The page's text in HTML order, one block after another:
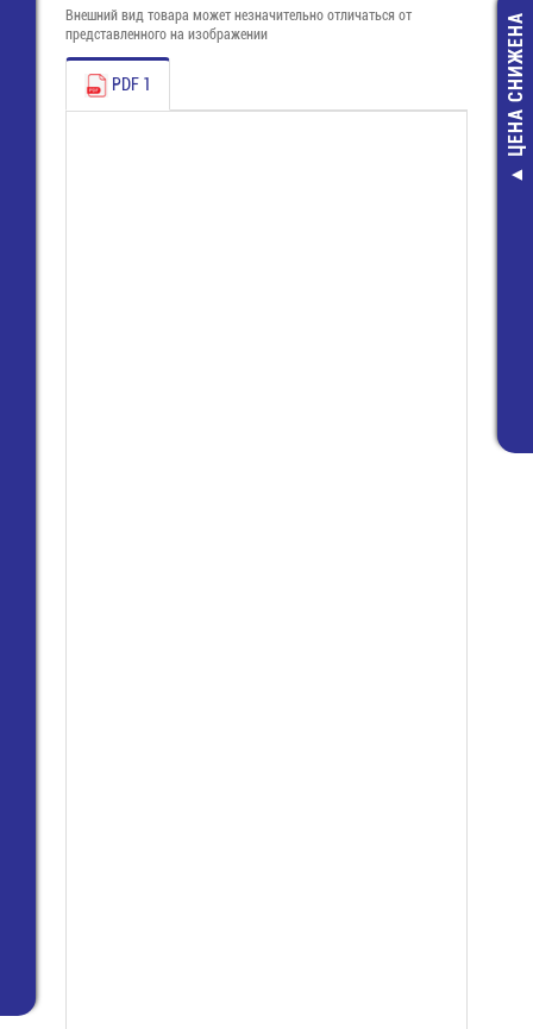
ЦЕНА СНИЖЕНА
Внешний вид товара может незначительно отличаться от
представленного на изображении
PDF 1